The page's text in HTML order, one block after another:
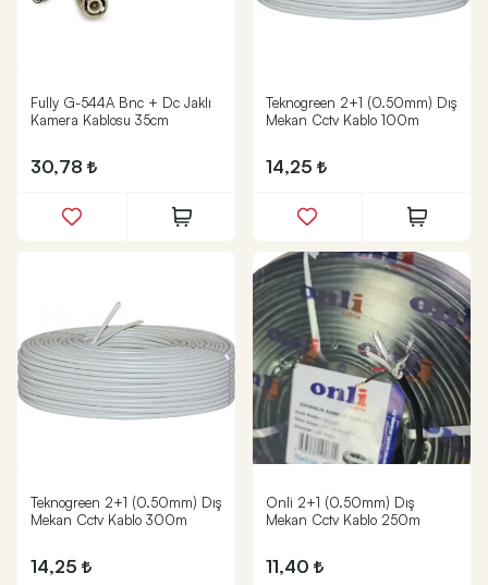
Fully G-544A Bnc + Dc Jaklı
Kamera Kablosu 35cm
30,78
Teknogreen 2+1 (0.50mm) Dış
Mekan Cctv Kablo 100m
14,25
Teknogreen 2+1 (0.50mm) Dış
Mekan Cctv Kablo 300m
14,25
Onli 2+1 (0.50mm) Dış
Mekan Cctv Kablo 250m
11,40